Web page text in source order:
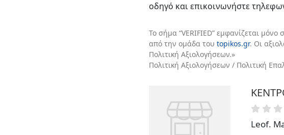
οδηγό και επικοινωνήστε
Το σήμα “VERIFIED” εμφανίζεται μόνο
από την ομάδα του topikos.gr. Οι
Πολιτική Αξιολογήσεων.»
Πολιτική Αξιολογήσεων / Πολιτική
Leof.